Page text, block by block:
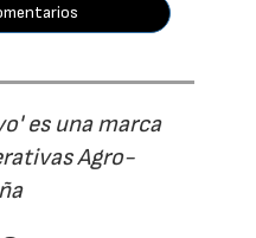
es una marca
Agro-